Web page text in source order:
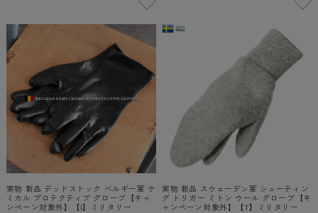
実物 新品 デッドストック ベルギー軍 ケ
ミカル プロテクティブ グローブ【キャ
ンペーン対象外】【I】ミリタリー
実物 新品 スウェーデン軍 シューティン
グ トリガー ミトン ウール グローブ【キ
ャンペーン対象外】【T】ミリタリー